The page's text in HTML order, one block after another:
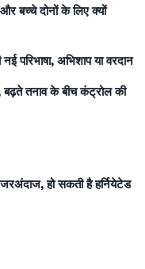
और बच्चे दोनों के लिए क्यों
परिभाषा, अभिशाप या वरदान
बढ़ते तनाव के बीच कंट्रोल की
हो सकती है हर्नियेटेड